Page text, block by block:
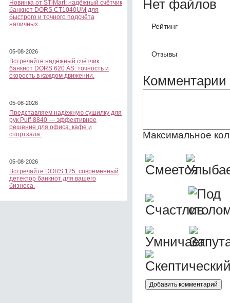
Новинка от STiMart: надёжный счётчик
банкнот DORS CT1040UM для
быстрого и точного подсчёта
наличных.
05-08-2026
Встречайте надёжный счётчик
банкнот DORS 620 АS: точность и
скорость в каждом движении.
05-08-2026
Представляем надёжную сушилку для
рук Puff-8840 — эффективное
решение для офиса, кафе и
спортзала.
05-08-2026
Встречайте DORS 125: современный
детектор банкнот для вашего
бизнеса.
Нет файлов
Рейтинг
Отзывы
Комментарии
Максимальное